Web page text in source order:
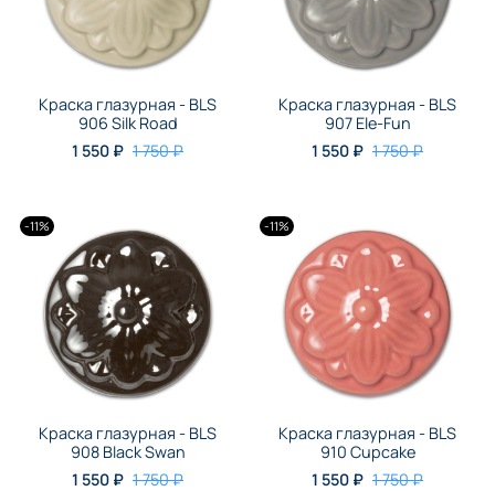
Краска глазурная - BLS
906 Silk Road
1 550 ₽ 1 750 ₽
Краска глазурная - BLS
907 Ele-Fun
1 550 ₽ 1 750 ₽
-11%
Краска глазурная - BLS
908 Black Swan
1 550 ₽ 1 750 ₽
-11%
Краска глазурная - BLS
910 Cupcake
1 550 ₽ 1 750 ₽